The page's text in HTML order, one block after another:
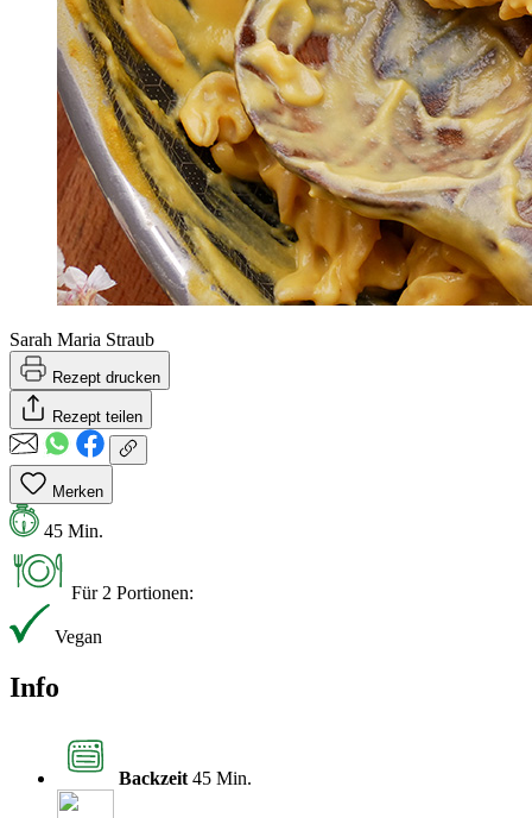
Sarah Maria Straub
Rezept drucken
Rezept teilen
Merken
45 Min.
Für 2 Portionen:
Vegan
Info
Backzeit 45 Min.